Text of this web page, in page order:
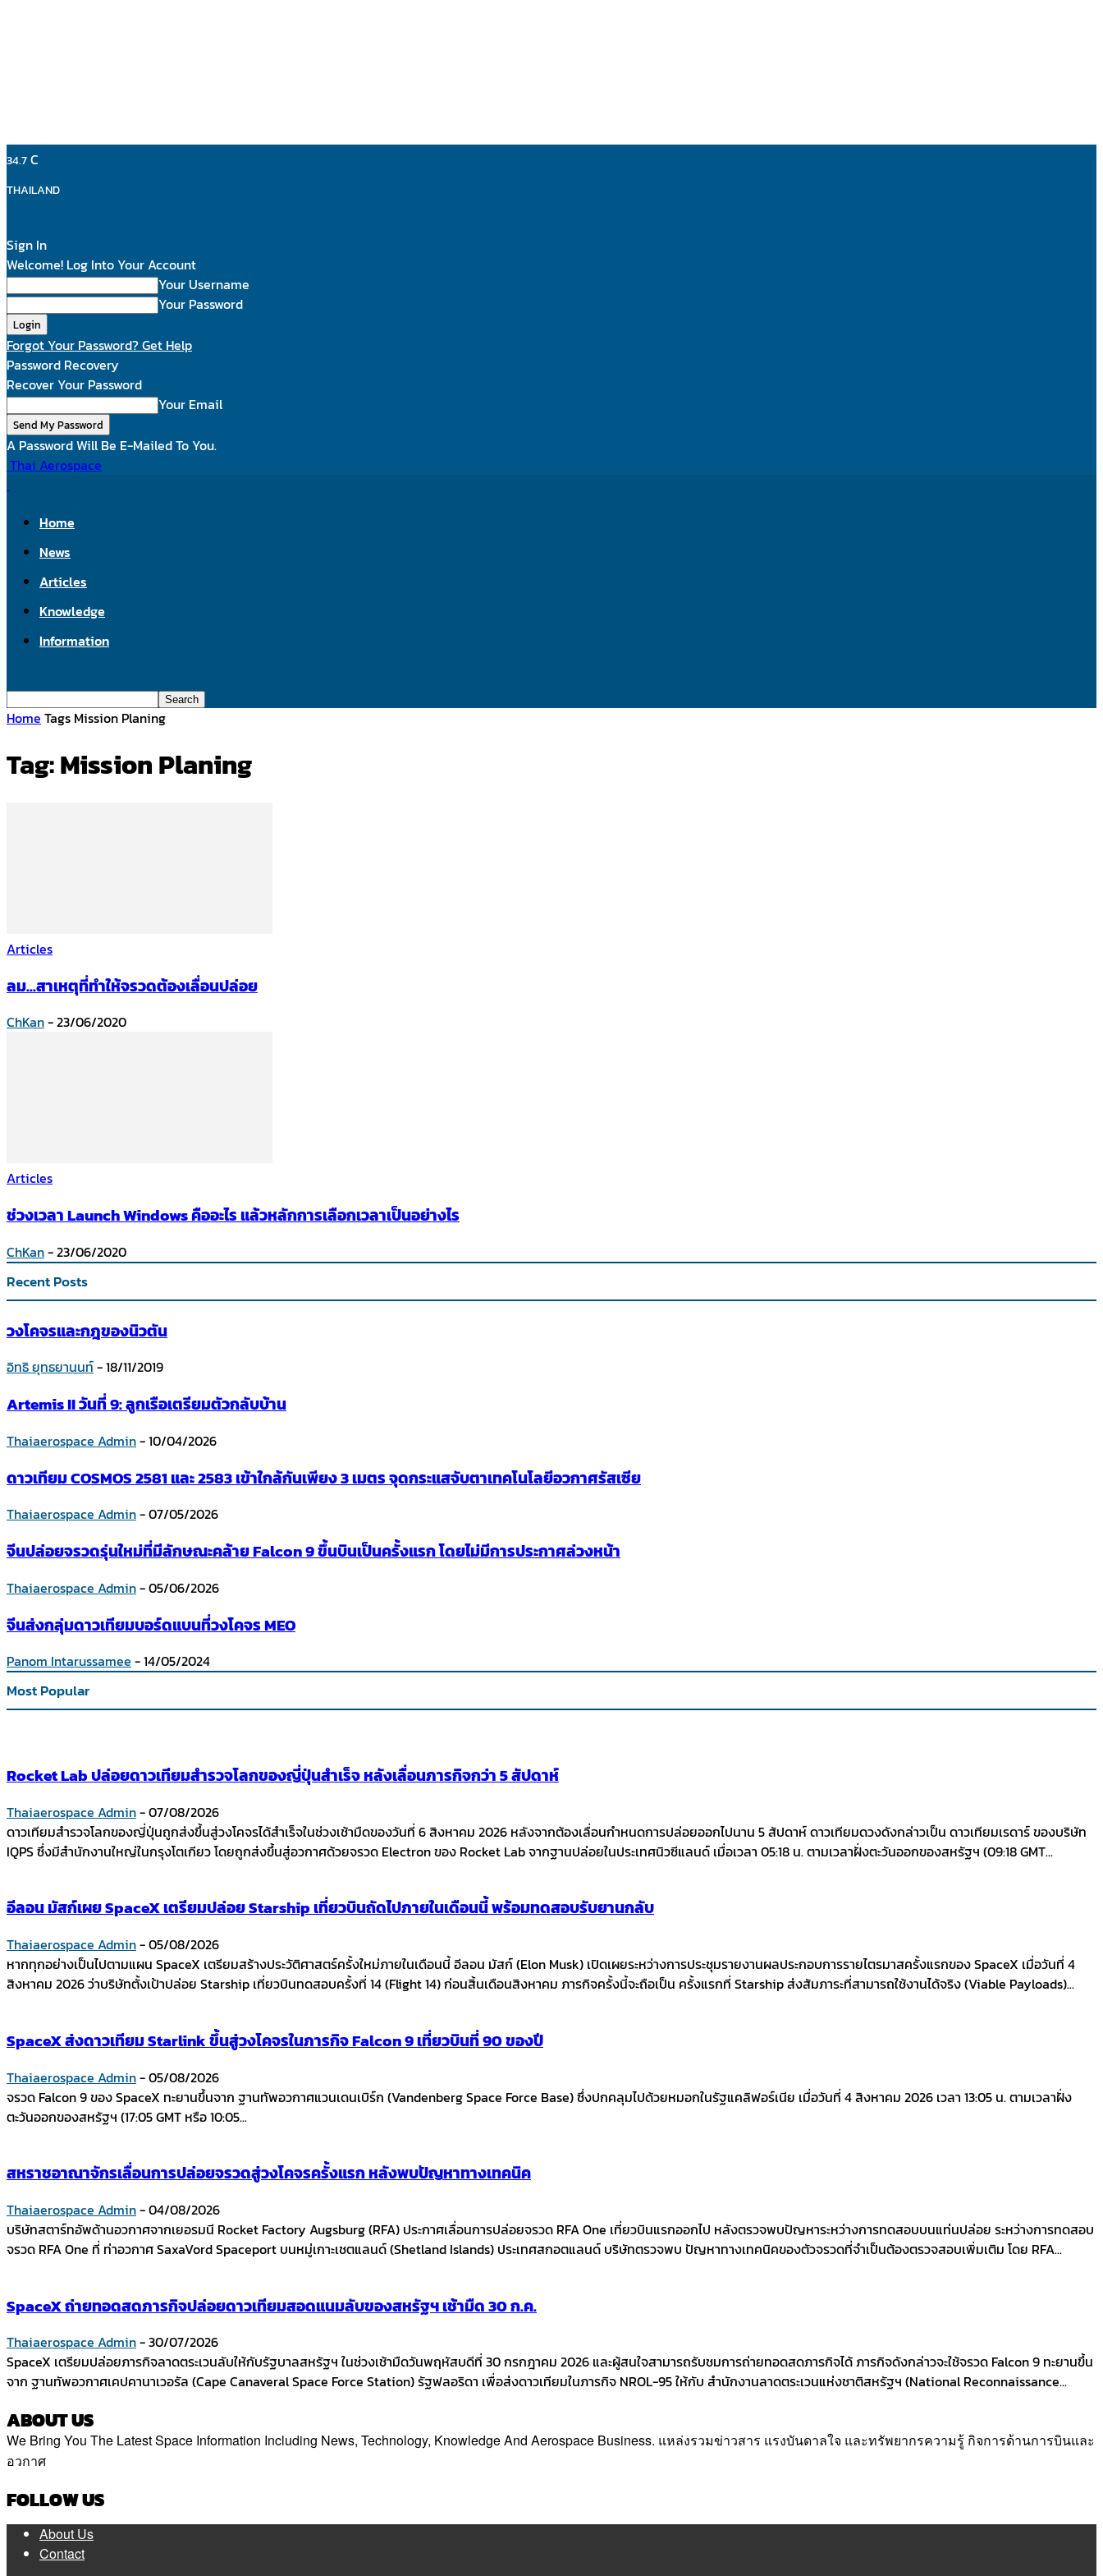
34.7C
THAILAND
Sign In
Welcome! Log Into Your Account
Your Username
Your Password
Forgot Your Password? Get Help
Password Recovery
Recover Your Password
Your Email
A Password Will Be E-Mailed To You.
Thai Aerospace
Home
News
Articles
Knowledge
Information
Home Tags Mission Planing
Tag: Mission Planing
Articles
ลม…สาเหตุที่ทำให้จรวดต้องเลื่อนปล่อย
ChKan-23/06/2020
Articles
ช่วงเวลา Launch Windows คืออะไร แล้วหลักการเลือกเวลาเป็นอย่างไร
ChKan-23/06/2020
Recent Posts
วงโคจรและกฎของนิวตัน
อิทธิ ยุทธยานนท์-18/11/2019
Artemis II วันที่ 9: ลูกเรือเตรียมตัวกลับบ้าน
Thaiaerospace Admin-10/04/2026
ดาวเทียม COSMOS 2581 และ 2583 เข้าใกล้กันเพียง 3 เมตร จุดกระแสจับตาเทคโนโลยีอวกาศรัสเซีย
Thaiaerospace Admin-07/05/2026
จีนปล่อยจรวดรุ่นใหม่ที่มีลักษณะคล้าย Falcon 9 ขึ้นบินเป็นครั้งแรก โดยไม่มีการประกาศล่วงหน้า
Thaiaerospace Admin-05/06/2026
จีนส่งกลุ่มดาวเทียมบอร์ดแบนที่วงโคจร MEO
Panom Intarussamee -14/05/2024
Most Popular
Rocket Lab ปล่อยดาวเทียมสำรวจโลกของญี่ปุ่นสำเร็จ หลังเลื่อนภารกิจกว่า 5 สัปดาห์
Thaiaerospace Admin-07/08/2026
ดาวเทียมสำรวจโลกของญี่ปุ่นถูกส่งขึ้นสู่วงโคจรได้สำเร็จในช่วงเช้ามืดของวันที่ 6 สิงหาคม 2026 หลังจากต้องเลื่อนกำหนดการปล่อยออกไปนาน 5 สัปดาห์ ดาวเทียมดวงดังกล่าวเป็น ดาวเทียมเรดาร์ ของบริษัท
IQPS ซึ่งมีสำนักงานใหญ่ในกรุงโตเกียว โดยถูกส่งขึ้นสู่อวกาศด้วยจรวด Electron ของ Rocket Lab จากฐานปล่อยในประเทศนิวซีแลนด์ เมื่อเวลา 05:18 น. ตามเวลาฝั่งตะวันออกของสหรัฐฯ (09:18 GMT...
อีลอน มัสก์เผย SpaceX เตรียมปล่อย Starship เที่ยวบินถัดไปภายในเดือนนี้ พร้อมทดสอบรับยานกลับ
Thaiaerospace Admin-05/08/2026
หากทุกอย่างเป็นไปตามแผน SpaceX เตรียมสร้างประวัติศาสตร์ครั้งใหม่ภายในเดือนนี้ อีลอน มัสก์ (Elon Musk) เปิดเผยระหว่างการประชุมรายงานผลประกอบการรายไตรมาสครั้งแรกของ SpaceX เมื่อวันที่ 4
สิงหาคม 2026 ว่าบริษัทตั้งเป้าปล่อย Starship เที่ยวบินทดสอบครั้งที่ 14 (Flight 14) ก่อนสิ้นเดือนสิงหาคม ภารกิจครั้งนี้จะถือเป็น ครั้งแรกที่ Starship ส่งสัมภาระที่สามารถใช้งานได้จริง (Viable Payloads)...
SpaceX ส่งดาวเทียม Starlink ขึ้นสู่วงโคจรในภารกิจ Falcon 9 เที่ยวบินที่ 90 ของปี
Thaiaerospace Admin-05/08/2026
จรวด Falcon 9 ของ SpaceX ทะยานขึ้นจาก ฐานทัพอวกาศแวนเดนเบิร์ก (Vandenberg Space Force Base) ซึ่งปกคลุมไปด้วยหมอกในรัฐแคลิฟอร์เนีย เมื่อวันที่ 4 สิงหาคม 2026 เวลา 13:05 น. ตามเวลาฝั่ง
ตะวันออกของสหรัฐฯ (17:05 GMT หรือ 10:05...
สหราชอาณาจักรเลื่อนการปล่อยจรวดสู่วงโคจรครั้งแรก หลังพบปัญหาทางเทคนิค
Thaiaerospace Admin-04/08/2026
บริษัทสตาร์ทอัพด้านอวกาศจากเยอรมนี Rocket Factory Augsburg (RFA) ประกาศเลื่อนการปล่อยจรวด RFA One เที่ยวบินแรกออกไป หลังตรวจพบปัญหาระหว่างการทดสอบบนแท่นปล่อย ระหว่างการทดสอบ
จรวด RFA One ที่ ท่าอวกาศ SaxaVord Spaceport บนหมู่เกาะเชตแลนด์ (Shetland Islands) ประเทศสกอตแลนด์ บริษัทตรวจพบ ปัญหาทางเทคนิคของตัวจรวดที่จำเป็นต้องตรวจสอบเพิ่มเติม โดย RFA...
SpaceX ถ่ายทอดสดภารกิจปล่อยดาวเทียมสอดแนมลับของสหรัฐฯ เช้ามืด 30 ก.ค.
Thaiaerospace Admin-30/07/2026
SpaceX เตรียมปล่อยภารกิจลาดตระเวนลับให้กับรัฐบาลสหรัฐฯ ในช่วงเช้ามืดวันพฤหัสบดีที่ 30 กรกฎาคม 2026 และผู้สนใจสามารถรับชมการถ่ายทอดสดภารกิจได้ ภารกิจดังกล่าวจะใช้จรวด Falcon 9 ทะยานขึ้น
จาก ฐานทัพอวกาศเคปคานาเวอรัล (Cape Canaveral Space Force Station) รัฐฟลอริดา เพื่อส่งดาวเทียมในภารกิจ NROL-95 ให้กับ สำนักงานลาดตระเวนแห่งชาติสหรัฐฯ (National Reconnaissance...
ABOUT US
We Bring You The Latest Space Information Including News, Technology, Knowledge And Aerospace Business. แหล่งรวมข่าวสาร แรงบันดาลใจ และทรัพยากรความรู้ กิจการด้านการบินและ
อวกาศ
FOLLOW US
About Us
Contact